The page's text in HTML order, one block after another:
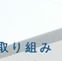
り組み